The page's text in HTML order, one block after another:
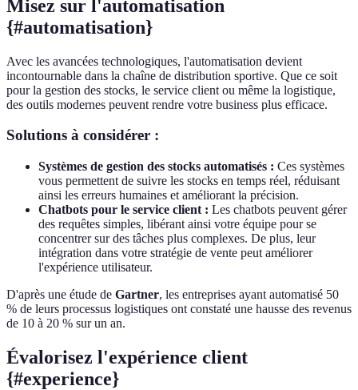
Misez sur l'automatisation
{#automatisation}
Avec les avancées technologiques, l'automatisation devient
incontournable dans la chaîne de distribution sportive. Que ce soit
pour la gestion des stocks, le service client ou même la logistique,
des outils modernes peuvent rendre votre business plus efficace.
Solutions à considérer :
Systèmes de gestion des stocks automatisés : Ces systèmes
vous permettent de suivre les stocks en temps réel, réduisant
ainsi les erreurs humaines et améliorant la précision.
Chatbots pour le service client : Les chatbots peuvent gérer
des requêtes simples, libérant ainsi votre équipe pour se
concentrer sur des tâches plus complexes. De plus, leur
intégration dans votre stratégie de vente peut améliorer
l'expérience utilisateur.
D'après une étude de Gartner, les entreprises ayant automatisé 50
% de leurs processus logistiques ont constaté une hausse des revenus
de 10 à 20 % sur un an.
Évalorisez l'expérience client
{#experience}